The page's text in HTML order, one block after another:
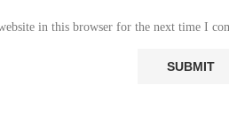
in this browser for the next time I